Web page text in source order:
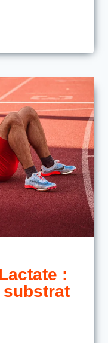
:
substrat